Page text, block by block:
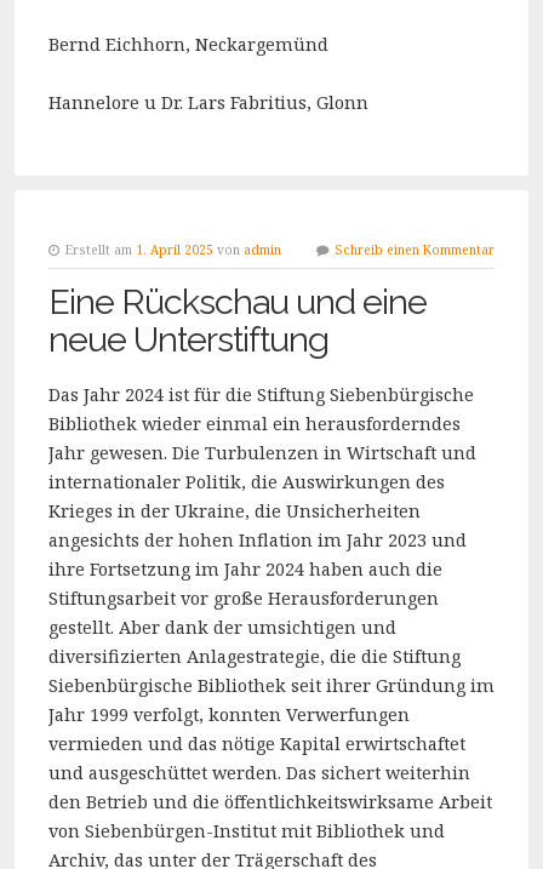
Bernd Eichhorn, Neckargemünd
Hannelore u Dr. Lars Fabritius, Glonn
Erstellt am 1. April 2025 von admin Schreib einen Kommentar
Eine Rückschau und eine
neue Unterstiftung
Das Jahr 2024 ist für die Stiftung Siebenbürgische
Bibliothek wieder einmal ein herausforderndes
Jahr gewesen. Die Turbulenzen in Wirtschaft und
internationaler Politik, die Auswirkungen des
Krieges in der Ukraine, die Unsicherheiten
angesichts der hohen Inflation im Jahr 2023 und
ihre Fortsetzung im Jahr 2024 haben auch die
Stiftungsarbeit vor große Herausforderungen
gestellt. Aber dank der umsichtigen und
diversifizierten Anlagestrategie, die die Stiftung
Siebenbürgische Bibliothek seit ihrer Gründung im
Jahr 1999 verfolgt, konnten Verwerfungen
vermieden und das nötige Kapital erwirtschaftet
und ausgeschüttet werden. Das sichert weiterhin
den Betrieb und die öffentlichkeitswirksame Arbeit
von Siebenbürgen-Institut mit Bibliothek und
Archiv, das unter der Trägerschaft des